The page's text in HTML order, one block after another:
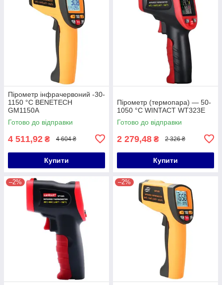
Пірометр інфрачервоний -30-
1150 °C BENETECH
GM1150A
Готово до відправки
4 511,92 ₴ 4 604 ₴
Купити
Пірометр (термопара) — 50-
1050 °C WINTACT WT323E
Готово до відправки
2 279,48 ₴ 2 326 ₴
Купити
–2% –2%